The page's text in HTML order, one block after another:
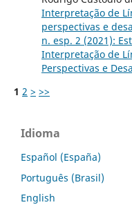
Interpretação de
perspectivas e
n. esp. 2 (2021):
Interpretação de
Perspectivas e
1 2 > >>
Idioma
Español (España)
Português (Brasil)
English